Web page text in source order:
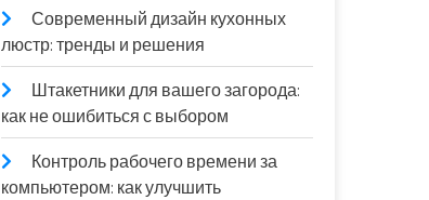
Современный дизайн кухонных
люстр: тренды и решения
Штакетники для вашего загорода:
как не ошибиться с выбором
Контроль рабочего времени за
компьютером: как улучшить